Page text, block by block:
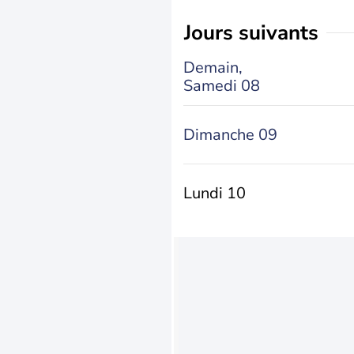
jours suivants
Demain,
Samedi 08
Dimanche 09
Lundi 10